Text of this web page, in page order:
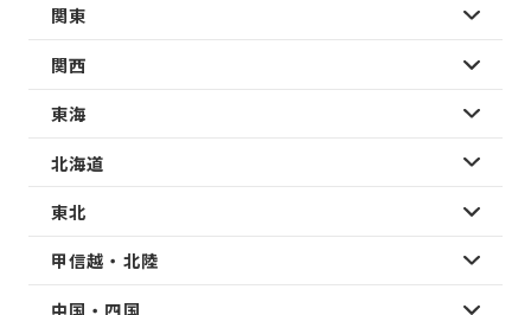
関東
関西
東海
北海道
東北
甲信越・北陸
中国・四国